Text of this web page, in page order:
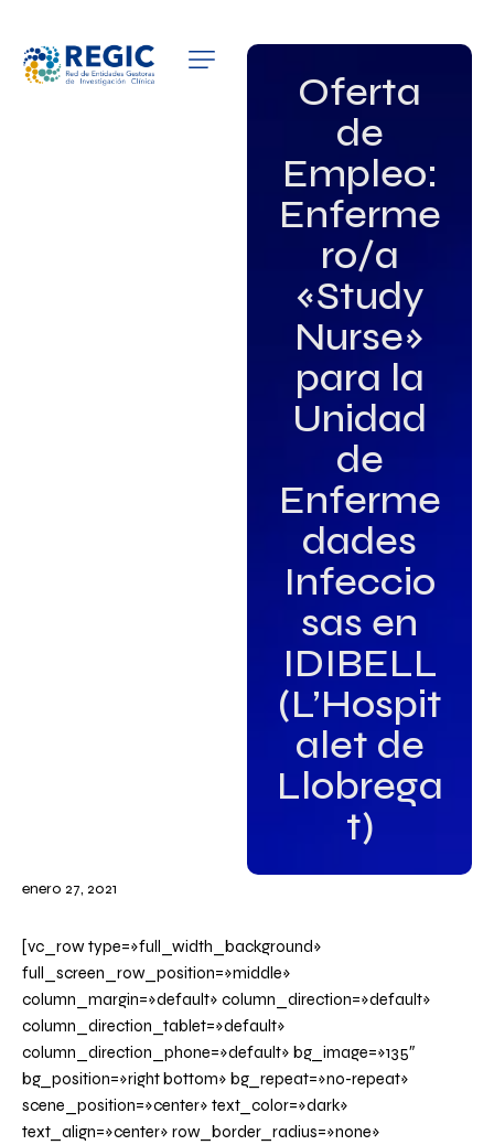
Oferta
de
Empleo:
Enferme
ro/a
«Study
Nurse»
para la
Unidad
de
Enferme
dades
Infeccio
sas en
IDIBELL
(L’Hospit
alet de
Llobrega
t)
QUIÉNES SOMOS
PATROCINADORES
GRUPOS DE INTERÉS
enero 27, 2021
[vc_row type=»full_width_background»
full_screen_row_position=»middle»
column_margin=»default» column_direction=»default»
column_direction_tablet=»default»
column_direction_phone=»default» bg_image=»135″
bg_position=»right bottom» bg_repeat=»no-repeat»
scene_position=»center» text_color=»dark»
text_align=»center» row_border_radius=»none»